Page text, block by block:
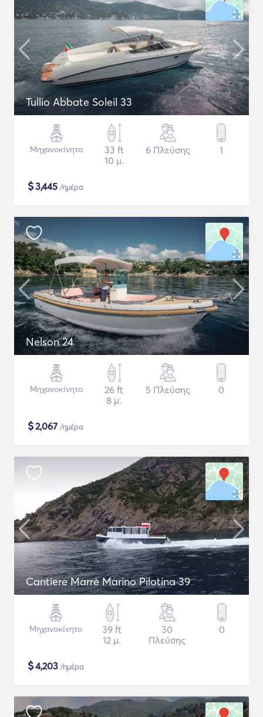
Tullio Abbate Soleil 33
Μηχανοκίνητο
33 ft
10 μ.
6 Πλεύσης 1
$3,445 /ημέρα
Nelson 24
Μηχανοκίνητο
26 ft
8 μ.
5 Πλεύσης 0
$2,067 /ημέρα
Cantiere Marrè Marino Pilotina 39
Μηχανοκίνητο
39 ft
12 μ.
30
Πλεύσης
0
$4,203 /ημέρα